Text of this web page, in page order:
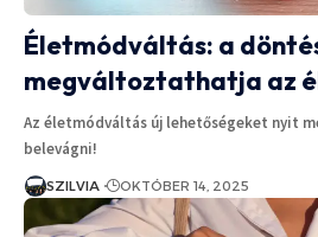
Életmódváltás: a
megváltoztathatja az
Az életmódváltás új lehetőségeket nyit
belevágni!
SZILVIA OKTÓBER 14, 2025